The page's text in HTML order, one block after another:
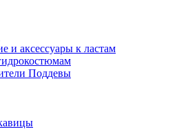
и аксессуары к ластам
Поддевы